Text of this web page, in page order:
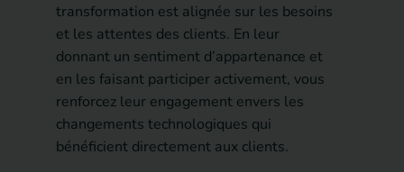
transformation est alignée sur les besoins
et les attentes des clients. En leur
donnant un sentiment d’appartenance et
en les faisant participer activement, vous
renforcez leur engagement envers les
changements technologiques qui
bénéficient directement aux clients.